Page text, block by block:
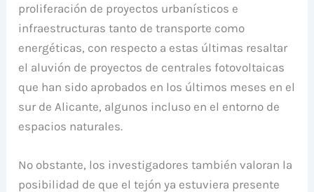
proliferación de proyectos urbanísticos e
infraestructuras tanto de transporte como
energéticas, con respecto a estas últimas resaltar
el aluvión de proyectos de centrales fotovoltaicas
que han sido aprobados en los últimos meses en el
sur de Alicante, algunos incluso en el entorno de
espacios naturales.
No obstante, los investigadores también valoran la
posibilidad de que el tejón ya estuviera presente